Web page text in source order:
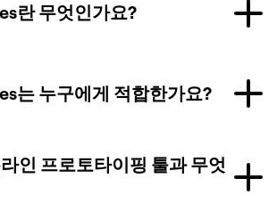
란 무엇인가요?
는 누구에게 적합한가요?
인 프로토타이핑 툴과 무엇